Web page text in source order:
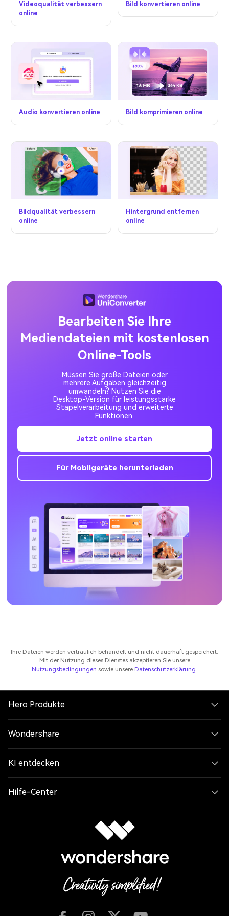
Videoqualität verbessern
online
Bild konvertieren online
Audio konvertieren online Bild komprimieren online
Bildqualität verbessern
online
Hintergrund entfernen
online
Bearbeiten Sie Ihre
Mediendateien mit kostenlosen
Online-Tools
Müssen Sie große Dateien oder
mehrere Aufgaben gleichzeitig
umwandeln? Nutzen Sie die
Desktop-Version für leistungsstarke
Stapelverarbeitung und erweiterte
Funktionen.
Jetzt online starten
Für Mobilgeräte herunterladen
Ihre Dateien werden vertraulich behandelt und nicht dauerhaft gespeichert.
Mit der Nutzung dieses Dienstes akzeptieren Sie unsere
Nutzungsbedingungen sowie unsere Datenschutzerklärung.
Hero Produkte
Wondershare
KI entdecken
Hilfe-Center